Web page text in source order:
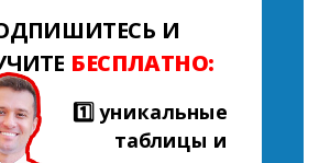
И
БЕСПЛАТНО:
1️⃣ уникальные
таблицы и